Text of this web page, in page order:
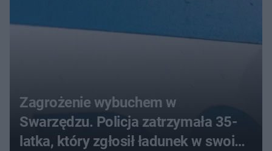
Zagrożenie wybuchem w
Swarzędzu. Policja zatrzymała 35-
latka, który zgłosił ładunek w swoim